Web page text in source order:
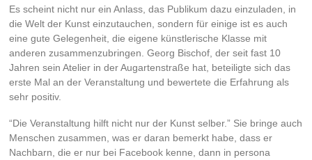
Es scheint nicht nur ein Anlass, das Publikum dazu einzuladen, in
die Welt der Kunst einzutauchen, sondern für einige ist es auch
eine gute Gelegenheit, die eigene künstlerische Klasse mit
anderen zusammenzubringen. Georg Bischof, der seit fast 10
Jahren sein Atelier in der Augartenstraße hat, beteiligte sich das
erste Mal an der Veranstaltung und bewertete die Erfahrung als
sehr positiv.
“Die Veranstaltung hilft nicht nur der Kunst selber.” Sie bringe auch
Menschen zusammen, was er daran bemerkt habe, dass er
Nachbarn, die er nur bei Facebook kenne, dann in persona